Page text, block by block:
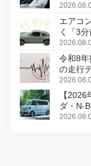
エアコ
く「3
令和8
の走行
【
ダ・N-
感